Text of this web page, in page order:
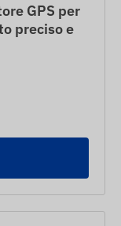
GPS per
preciso e